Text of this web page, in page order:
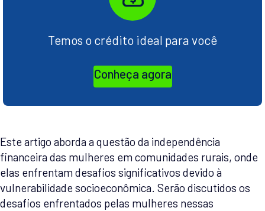
Temos o crédito ideal para você
Conheça agora
Este artigo aborda a questão da independência
financeira das mulheres em comunidades rurais, onde
elas enfrentam desafios significativos devido à
vulnerabilidade socioeconômica. Serão discutidos os
desafios enfrentados pelas mulheres nessas